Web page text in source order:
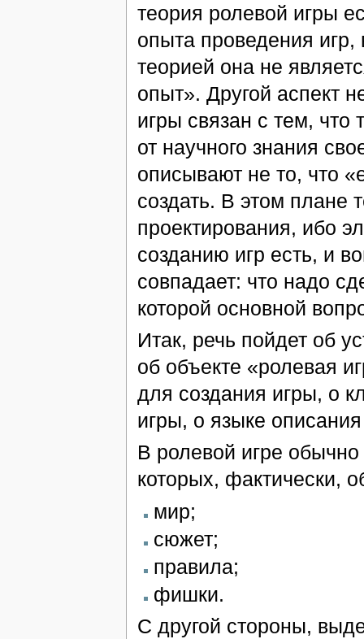
теория ролевой игры
опыта проведения
теорией она не
опыт». Другой аспект
игры связан с тем, что
от научного знания
описывают не то, что
создать. В этом плане
проектирования, ибо
созданию игр есть, и
совпадает: что надо
которой основной
Итак, речь пойдет об
об объекте «ролевая
для создания игры, о
игры, о языке
В ролевой игре
которых, фактически,
мир;
сюжет;
правила;
фишки.
С другой стороны,